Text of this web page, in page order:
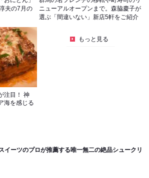
夫の7月の
ニューアルオープンまで。森脇慶子が
選ぶ「間違いない」新店5軒をご紹介
注目！ 神
海を感じる
もっと見る
イーツのプロが推薦する唯一無二の絶品シュークリ